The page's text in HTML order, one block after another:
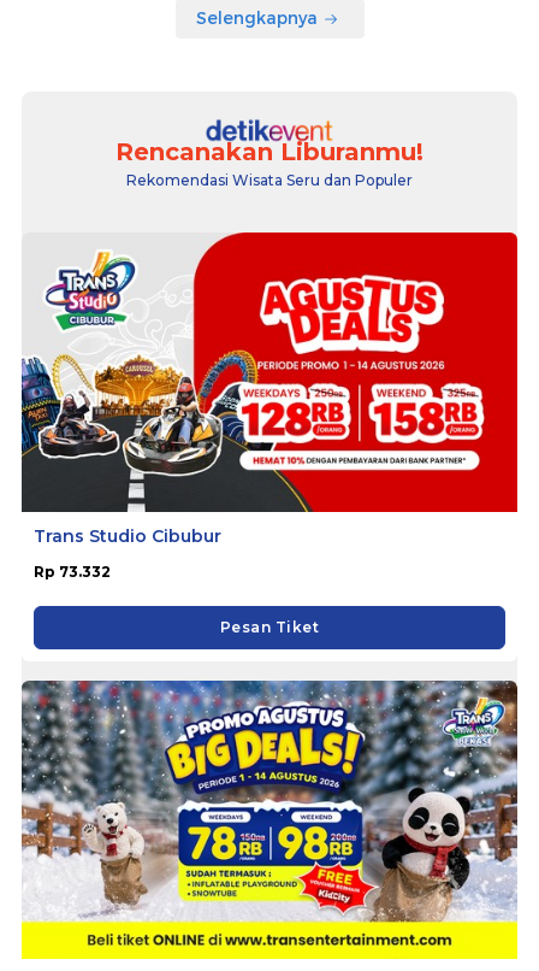
Selengkapnya
Rencanakan Liburanmu!
Rekomendasi Wisata Seru dan Populer
Trans Studio Cibubur
Rp 73.332
Pesan Tiket